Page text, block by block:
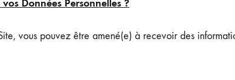
Données Personnelles ?
vous pouvez être amené(e) à recevoir des